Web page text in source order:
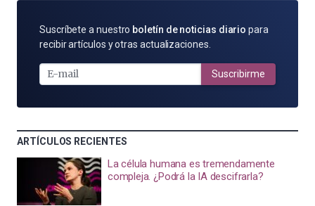
SUSCRÍBETE
POR
MAIL
Suscríbete a nuestro boletín de noticias diario para
recibir artículos y otras actualizaciones.
Suscribirme
ARTÍCULOS RECIENTES
La célula humana es tremendamente
compleja. ¿Podrá la IA descifrarla?